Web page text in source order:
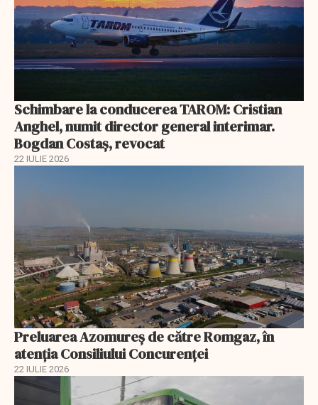
Schimbare la conducerea TAROM: Cristian
Anghel, numit director general interimar.
Bogdan Costaș, revocat
22 IULIE 2026
Preluarea Azomureş de către Romgaz, în
atenţia Consiliului Concurenţei
22 IULIE 2026